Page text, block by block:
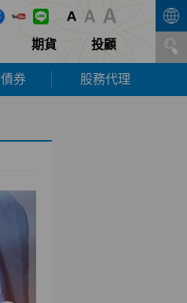
期貨 投顧
債券 股務代理